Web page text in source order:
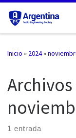
Saltar al contenido
Inicio » 2024»
1 entrada